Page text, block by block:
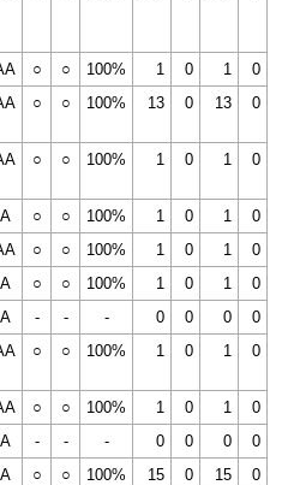
○ ○ 100% 1 0 1 0
○ ○ 100% 13 0 13 0
○ ○ 100% 1 0 1 0
A ○ ○ 100% 1 0 1
0
○ ○ 100% 1 0 1
0
A ○ ○ 100% 1 0 1
0
A - - - 0 0 0 0
○ ○ 100% 1 0 1 0
○ ○ 100% 1 0 1
0
A - - - 0 0 0
0
A ○ ○ 100% 15 0 15 0